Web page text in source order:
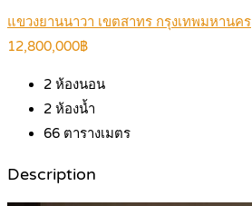
แขวงยานนาวา เขตสาทร กรุงเทพมหานคร
12,800,000฿
2 ห้องนอน
2 ห้องน้ำ
66 ตารางเมตร
Description